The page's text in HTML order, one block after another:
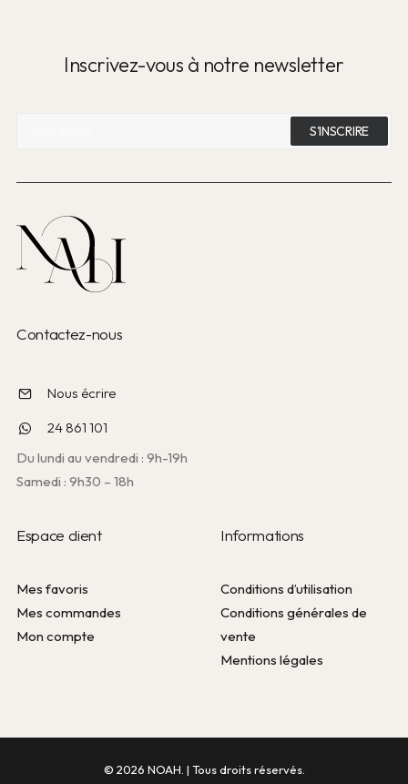
Inscrivez-vous à notre newsletter
Contactez-nous
Nous écrire
24 861 101
Du lundi au vendredi : 9h-19h
Samedi : 9h30 – 18h
Espace client
Mes favoris
Mes commandes
Mon compte
Informations
Conditions d’utilisation
Conditions générales de
vente
Mentions légales
© 2026 NOAH. | Tous droits réservés.